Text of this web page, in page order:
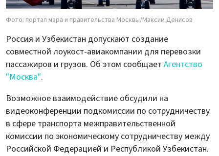
Фото: портал мэра и правительства Москвы/Максим Денисов
Россия и Узбекистан допускают создание
совместной лоукост-авиакомпании для перевозки
пассажиров и грузов. Об этом сообщает Агентство
"Москва".
Возможное взаимодействие обсудили на
видеоконференции подкомиссии по сотрудничеству
в сфере транспорта межправительственной
комиссии по экономическому сотрудничеству между
Российской Федерацией и Республикой Узбекистан.